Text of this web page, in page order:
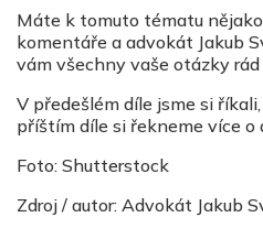
Máte k tomuto tématu
komentáře a advokát Jakub
vám všechny vaše otázky rád
V předešlém díle jsme si říkali,
příštím díle si řekneme více o
Foto: Shutterstock
Zdroj / autor: Advokát Jakub